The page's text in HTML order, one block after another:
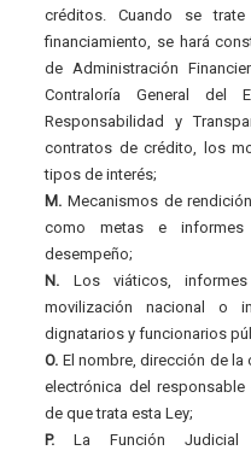
créditos. Cuando se
financiamiento, se hará
de Administración
Contraloría General
Responsabilidad y
contratos de crédito, los
tipos de interés;
M. Mecanismos de
como metas e
desempeño;
N. Los viáticos,
movilización nacional o
dignatarios y funcionarios
O. El nombre, dirección de
electrónica del
de que trata esta Ley;
P. La Función Judicial